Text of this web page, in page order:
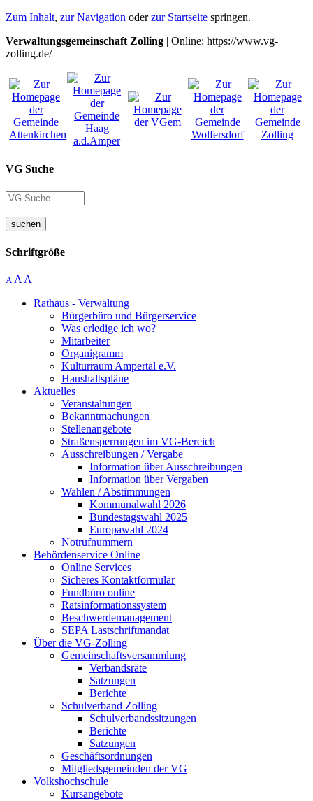
Zum Inhalt, zur Navigation oderzur Startseite springen.
Verwaltungsgemeinschaft Zolling | Online: https://www.vg-
zolling.de/
VG Suche
suchen
Schriftgröße
A A A
Rathaus - Verwaltung
Bürgerbüro und Bürgerservice
Was erledige ich wo?
Mitarbeiter
Organigramm
Kulturraum Ampertal e.V.
Haushaltspläne
Aktuelles
Veranstaltungen
Bekanntmachungen
Stellenangebote
Straßensperrungen im VG-Bereich
Ausschreibungen / Vergabe
Information über Ausschreibungen
Information über Vergaben
Wahlen / Abstimmungen
Kommunalwahl 2026
Bundestagswahl 2025
Europawahl 2024
Notrufnummern
Behördenservice Online
Online Services
Sicheres Kontaktformular
Fundbüro online
Ratsinformationssystem
Beschwerdemanagement
SEPA Lastschriftmandat
Über die VG-Zolling
Gemeinschaftsversammlung
Verbandsräte
Satzungen
Berichte
Schulverband Zolling
Schulverbandssitzungen
Berichte
Satzungen
Geschäftsordnungen
Mitgliedsgemeinden der VG
Volkshochschule
Kursangebote